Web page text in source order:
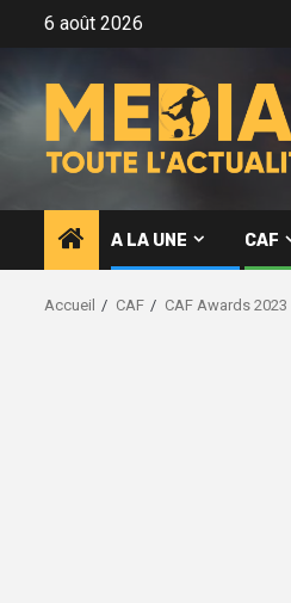
6 août 2026
A LA UNE CAF
Accueil CAF CAF Awards